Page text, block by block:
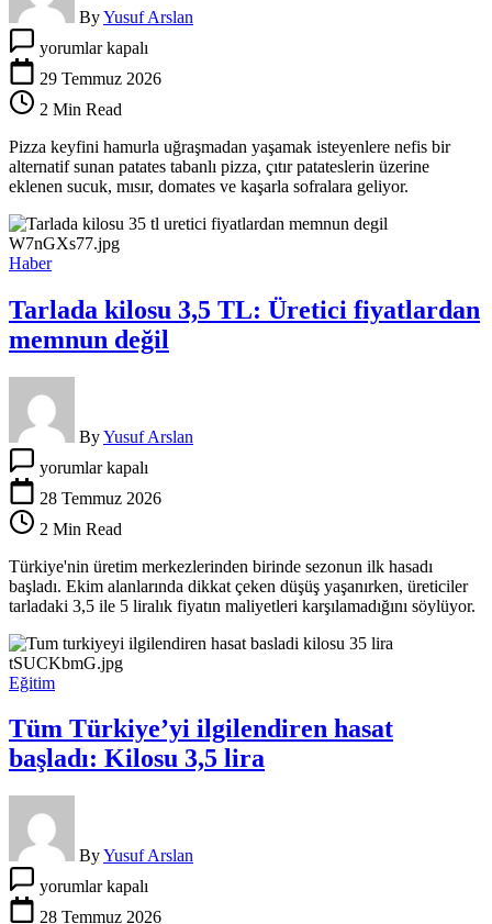
ByYusuf Arslan
açmadan
hazırlanan
lezzet:
tabanlı
pizza
tarifi
için
yorumlar kapalı
29 Temmuz 2026
2 Min Read
Pizza keyfini hamurla uğraşmadan yaşamak isteyenlere nefis bir
alternatif sunan patates tabanlı pizza, çıtır patateslerin üzerine
eklenen sucuk, mısır, domates ve kaşarla sofralara geliyor.
Haber
Tarlada kilosu 3,5 TL: Üretici fiyatlardan
memnun değil
ByYusuf Arslan
kilosu
3,5
Üretici
memnun
değil
için
yorumlar kapalı
28 Temmuz 2026
2 Min Read
Türkiye'nin üretim merkezlerinden birinde sezonun ilk hasadı
başladı. Ekim alanlarında dikkat çeken düşüş yaşanırken, üreticiler
tarladaki 3,5 ile 5 liralık fiyatın maliyetleri karşılamadığını söylüyor.
Eğitim
Tüm Türkiye’yi ilgilendiren hasat
başladı: Kilosu 3,5 lira
ByYusuf Arslan
Türkiye’yi
ilgilendiren
yorumlar kapalı
28 Temmuz 2026